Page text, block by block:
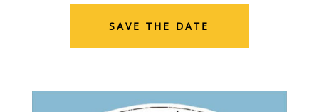
SAVE THE DATE